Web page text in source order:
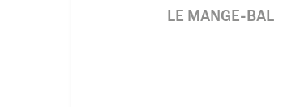
LE MANGE-BAL